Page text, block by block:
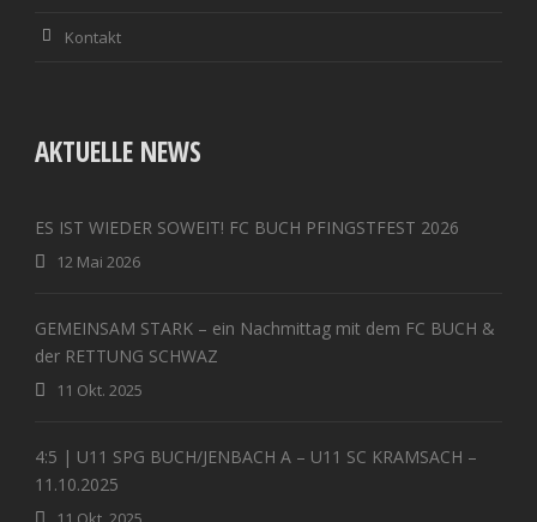
Kontakt
AKTUELLE NEWS
ES IST WIEDER SOWEIT! FC BUCH PFINGSTFEST 2026
12 Mai 2026
GEMEINSAM STARK – ein Nachmittag mit dem FC BUCH &
der RETTUNG SCHWAZ
11 Okt. 2025
4:5 | U11 SPG BUCH/JENBACH A – U11 SC KRAMSACH –
11.10.2025